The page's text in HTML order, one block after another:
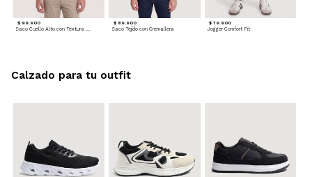
$ 99.900
Saco Cuello Alto con Textura Trenzada
$ 89.900
Saco Tejido con Cremallera
$ 79.900
Jogger Comfort Fit
Calzado para tu outfit